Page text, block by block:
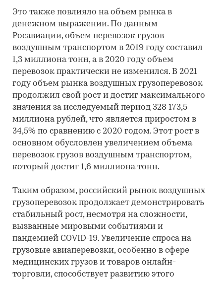
Это также повлияло на объем рынка в
денежном выражении. По данным
Росавиации, объем перевозок грузов
воздушным транспортом в 2019 году составил
1,3 миллиона тонн, а в 2020 году объем
перевозок практически не изменился. В 2021
году объем рынка воздушных грузоперевозок
продолжил свой рост и достиг максимального
значения за исследуемый период 328 173,5
миллиона рублей, что является приростом в
34,5% по сравнению с 2020 годом. Этот рост в
основном обусловлен увеличением объема
перевозок грузов воздушным транспортом,
который достиг 1,6 миллиона тонн.
Таким образом, российский рынок воздушных
грузоперевозок продолжает демонстрировать
стабильный рост, несмотря на сложности,
вызванные мировыми событиями и
пандемией COVID-19. Увеличение спроса на
грузовые авиаперевозки, особенно в сфере
медицинских грузов и товаров онлайн-
торговли, способствует развитию этого